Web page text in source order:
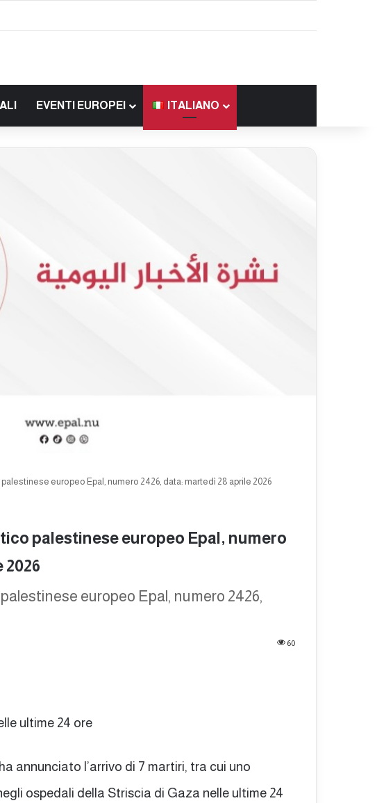
EVENTI EUROPEI ITALIANO
europeo Epal, numero 2426, data: martedì 28 aprile 2026
palestinese europeo Epal, numero
2026
europeo Epal, numero 2426,
60
ultime 24 ore
annunciato l’arrivo di 7 martiri, tra cui uno
ospedali della Striscia di Gaza nelle ultime 24